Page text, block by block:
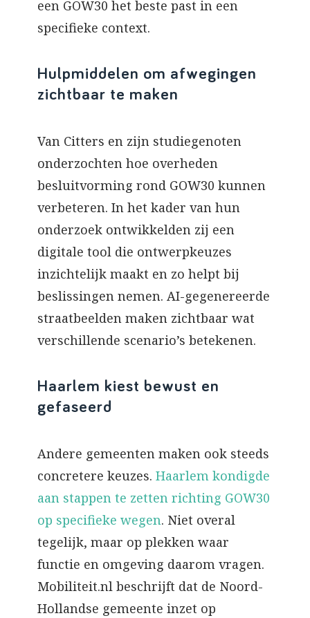
een GOW30 het beste past in een
specifieke context.
Hulpmiddelen om afwegingen
zichtbaar te maken
Van Citters en zijn studiegenoten
onderzochten hoe overheden
besluitvorming rond GOW30 kunnen
verbeteren. In het kader van hun
onderzoek ontwikkelden zij een
digitale tool die ontwerpkeuzes
inzichtelijk maakt en zo helpt bij
beslissingen nemen. AI-gegenereerde
straatbeelden maken zichtbaar wat
verschillende scenario’s betekenen.
Haarlem kiest bewust en
gefaseerd
Andere gemeenten maken ook steeds
concretere keuzes. Haarlem kondigde
aan stappen te zetten richting GOW30
op specifieke wegen. Niet overal
tegelijk, maar op plekken waar
functie en omgeving daarom vragen.
Mobiliteit.nl beschrijft dat de Noord-
Hollandse gemeente inzet op